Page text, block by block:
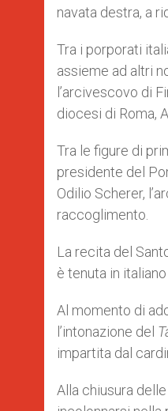
navata destra, a
Tra i porporati
assieme ad altri
l’arcivescovo di
diocesi di Roma,
Tra le figure di
presidente del
Odilio Scherer,
raccoglimento.
La recita del
è tenuta in italiano
Al momento di
l’intonazione del
impartita dal
Alla chiusura